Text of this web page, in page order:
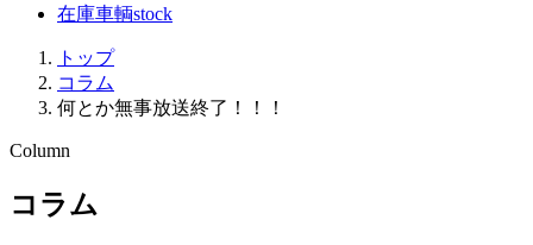
在庫車輌stock
トップ
コラム
何とか無事放送終了！！！
Column
コラム